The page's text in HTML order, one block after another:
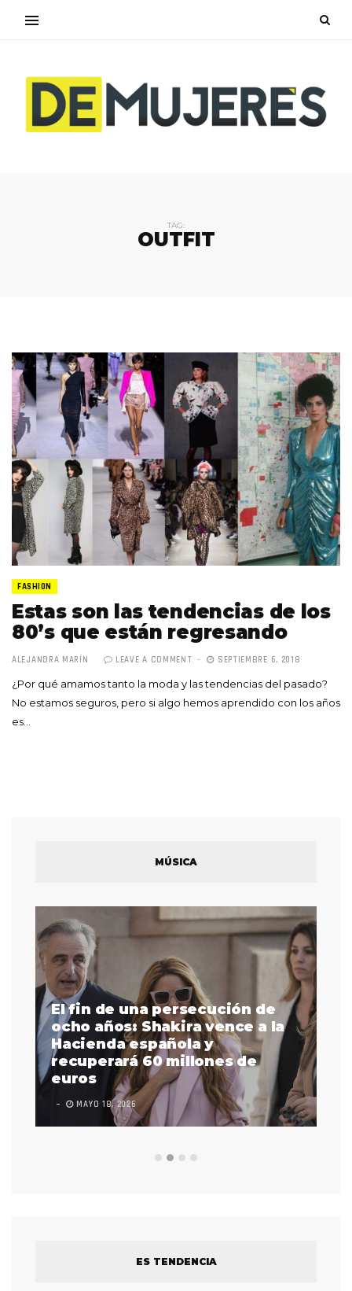
TAG:
OUTFIT
FASHION
Estas son las tendencias de los
80’s que están regresando
ALEJANDRA MARÍN LEAVE A COMMENT SEPTIEMBRE 6, 2018
¿Por qué amamos tanto la moda y las tendencias del pasado?
No estamos seguros, pero si algo hemos aprendido con los años
es…
MÚSICA
El fin de una persecución de
ocho años: Shakira vence a la
Hacienda española y
recuperará 60 millones de
euros
MAYO 18, 2026
ES TENDENCIA